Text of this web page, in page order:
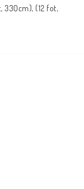
330cm), (12 fot,